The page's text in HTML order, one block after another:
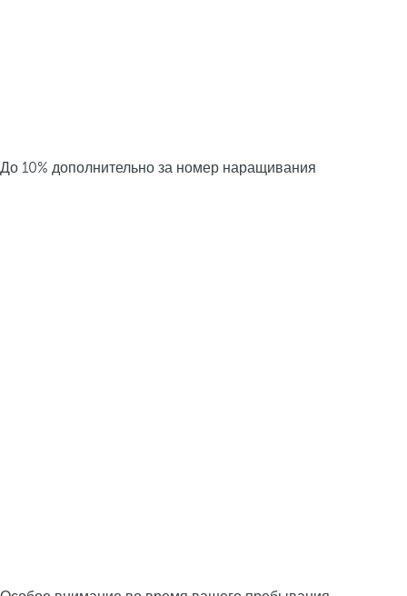
До 10% дополнительно за номер наращивания